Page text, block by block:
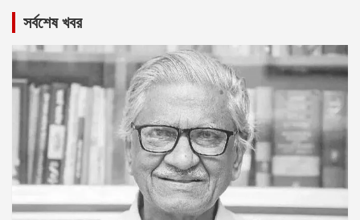
সর্বশেষ খবর